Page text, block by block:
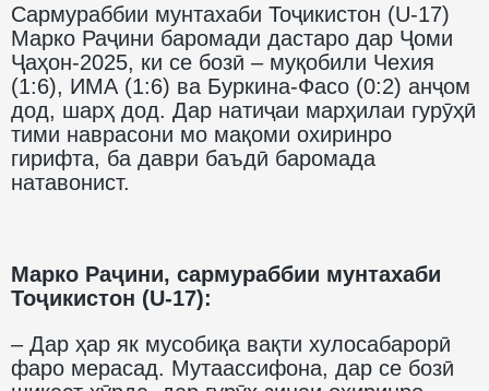
Сармураббии мунтахаби Тоҷикистон (U-17)
Марко Раҷини баромади дастаро дар Ҷоми
Ҷаҳон-2025, ки се бозӣ – муқобили Чехия
(1:6), ИМА (1:6) ва Буркина-Фасо (0:2) анҷом
дод, шарҳ дод. Дар натиҷаи марҳилаи гурӯҳӣ
тими наврасони мо мақоми охиринро
гирифта, ба даври баъдӣ баромада
натавонист.
Марко Раҷини, сармураббии мунтахаби
Тоҷикистон (U-17):
– Дар ҳар як мусобиқа вақти хулосабарорӣ
фаро мерасад. Мутаассифона, дар се бозӣ